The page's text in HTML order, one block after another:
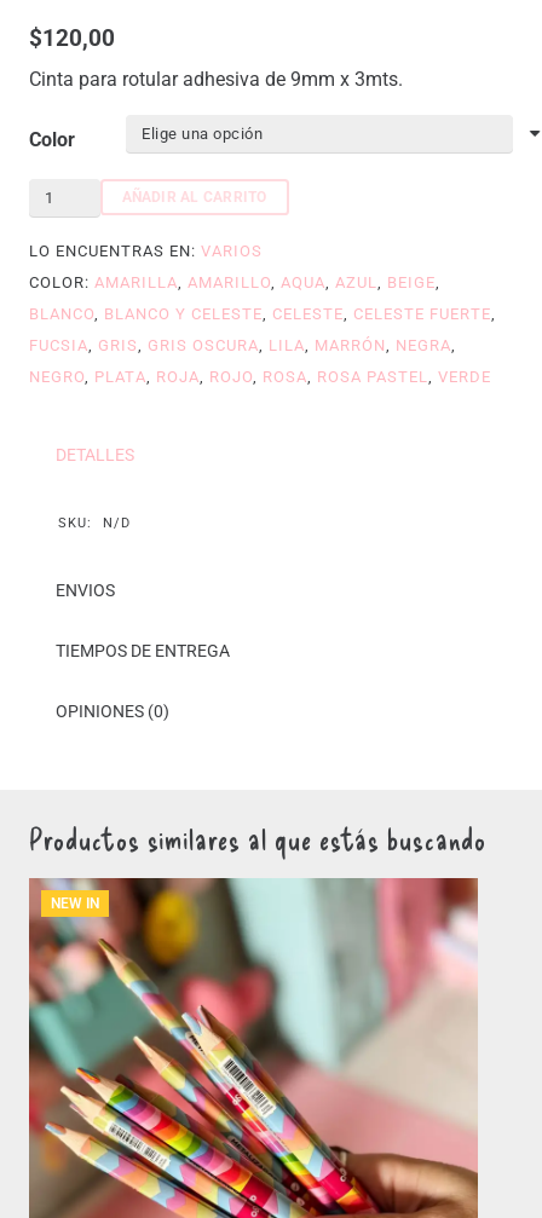
$120,00
Cinta para rotular adhesiva de 9mm x 3mts.
Color
Cinta
para
rotuladora
de
1
y
2
cantidad
AÑADIR AL CARRITO
LO ENCUENTRAS EN: VARIOS
COLOR: AMARILLA AMARILLO AQUA AZUL BEIGE
BLANCO
BLANCO Y CELESTE CELESTE CELESTE FUERTE
FUCSIA
GRIS GRIS OSCURA LILA MARRÓN NEGRA
NEGRO
PLATA ROJA ROJO ROSA ROSA PASTEL VERDE
DETALLES
SKU: N/D
ENVIOS
TIEMPOS DE ENTREGA
OPINIONES (0)
Productos similares al que estás buscando
NEW IN